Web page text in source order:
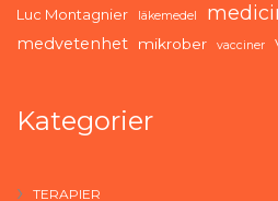
Luc Montagnier läkemedel
medvetenhet mikrober vacciner
Kategorier
TERAPIER